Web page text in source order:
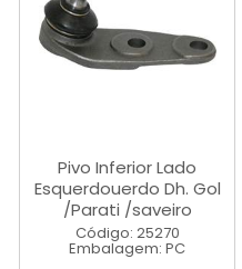
Pivo Inferior Lado
Esquerdouerdo Dh. Gol
/Parati /saveiro
Código: 25270
Embalagem: PC